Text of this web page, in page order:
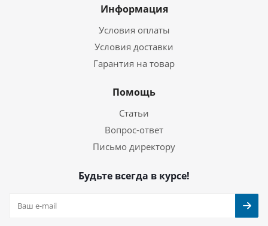
Информация
Условия оплаты
Условия доставки
Гарантия на товар
Помощь
Статьи
Вопрос-ответ
Письмо директору
Будьте всегда в курсе!